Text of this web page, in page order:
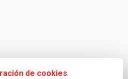
de cookies